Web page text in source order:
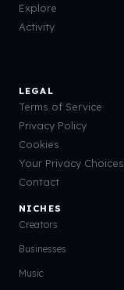
Explore
Activity
LEGAL
Terms of Service
Privacy Policy
Cookies
Your Privacy Choices
Contact
NICHES
Creators
Businesses
Music